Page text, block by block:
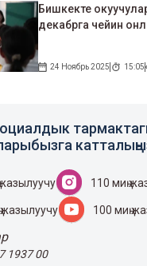
Бишкекте
декабрга чейин
24 Ноябрь 2025 15:05
110 миң
жазылуучу 100 миң
1937 00